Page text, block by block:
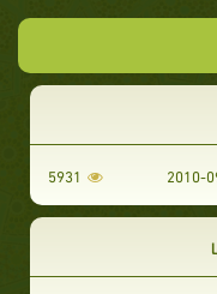
5931